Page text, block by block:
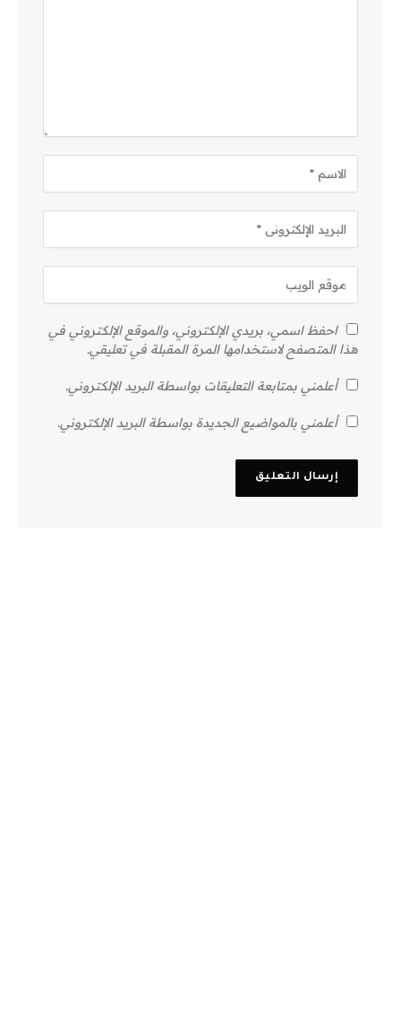
احفظ اسمي، بريدي الإلكتروني، والموقع الإلكتروني في
هذا المتصفح لاستخدامها المرة المقبلة في تعليقي.
أعلمني بمتابعة التعليقات بواسطة البريد الإلكتروني.
أعلمني بالمواضيع الجديدة بواسطة البريد الإلكتروني.